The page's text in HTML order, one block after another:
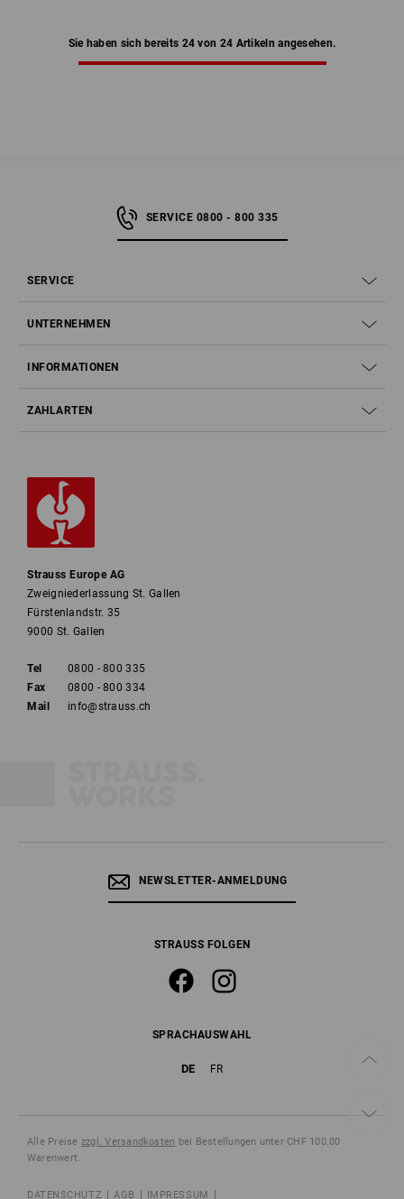
Sie haben sich bereits 24 von 24 Artikeln angesehen.
SERVICE 0800 - 800 335
SERVICE
UNTERNEHMEN
INFORMATIONEN
ZAHLARTEN
Strauss Europe AG
Zweigniederlassung St. Gallen
Fürstenlandstr. 35
9000 St. Gallen
Tel
0800 - 800 335
Fax
0800 - 800 334
Mail
info@strauss.ch
NEWSLETTER-ANMELDUNG
STRAUSS FOLGEN
SPRACHAUSWAHL
DE FR
Alle Preise zzgl. Versandkosten bei Bestellungen unter CHF 100.00
Warenwert.
DATENSCHUTZ AGB IMPRESSUM